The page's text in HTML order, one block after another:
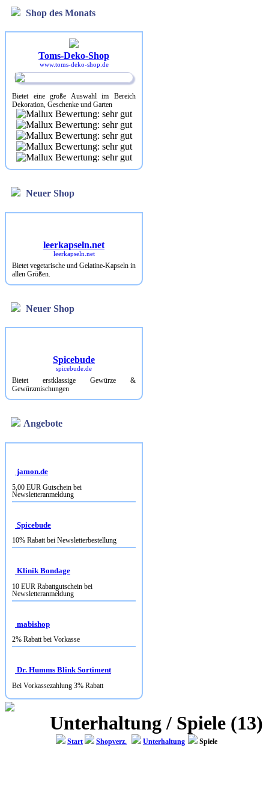
Shop des Monats
Toms-Deko-Shop
www.toms-deko-shop.de
Bietet eine große Auswahl im Bereich
Dekoration, Geschenke und Garten
Neuer Shop
leerkapseln.net
leerkapseln.net
Bietet vegetarische und Gelatine-Kapseln in
allen Größen.
Neuer Shop
Spicebude
spicebude.de
Bietet erstklassige Gewürze &
Gewürzmischungen
Angebote
jamon.de
5,00 EUR Gutschein bei
Newsletteranmeldung
Spicebude
10% Rabatt bei Newsletterbestellung
Klinik Bondage
10 EUR Rabattgutschein bei
Newsletteranmeldung
mabishop
2% Rabatt bei Vorkasse
Dr. Humms Blink Sortiment
Bei Vorkassezahlung 3% Rabatt
Unterhaltung / Spiele (13)
Start Shopverz. Unterhaltung Spiele